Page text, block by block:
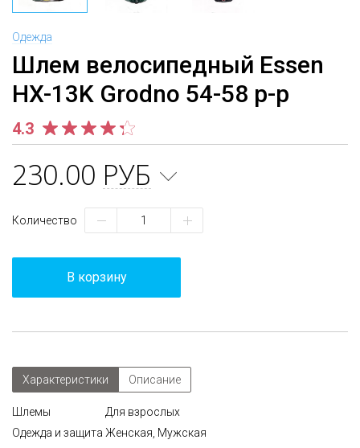
Одежда
Шлем велосипедный Essen
HX-13K Grodno 54-58 р-р
4.3
230.00 РУБ
Количество
В корзину
Характеристики Описание
Шлемы
Для взрослых
Одежда и защита Женская, Мужская